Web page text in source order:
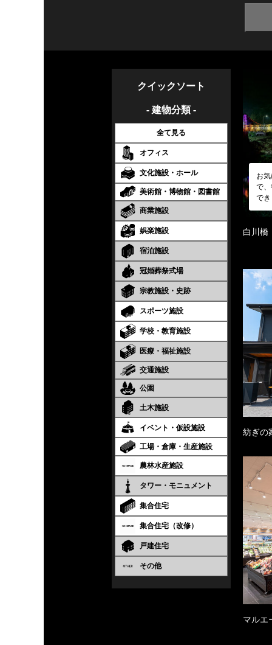
クイックソート
- 建物分類 -
全て見る
オフィス
文化施設・ホール
美術館・博物館・図書館
商業施設
娯楽施設
宿泊施設
冠婚葬祭式場
宗教施設・史跡
スポーツ施設
学校・教育施設
医療・福祉施設
交通施設
公園
土木施設
イベント・仮設施設
工場・倉庫・生産施設
農林水産施設
タワー・モニュメント
集合住宅
集合住宅（改修）
戸建住宅
その他
お
で
で
白川橋
紡ぎの
マルエ